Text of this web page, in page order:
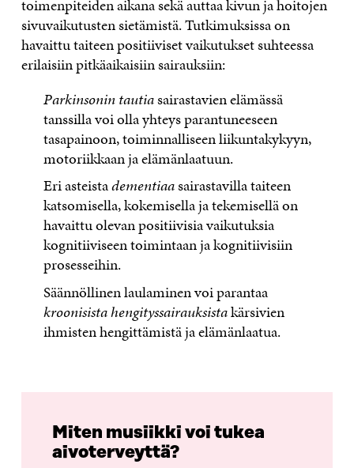
toimenpiteiden aikana sekä auttaa kivun ja hoitojen
sivuvaikutusten sietämistä. Tutkimuksissa on
havaittu taiteen positiiviset vaikutukset suhteessa
erilaisiin pitkäaikaisiin sairauksiin:
Parkinsonin tautiasairastavien elämässä
tanssilla voi olla yhteys parantuneeseen
tasapainoon, toiminnalliseen liikuntakykyyn,
motoriikkaan ja elämänlaatuun.
Eri asteistadementiaasairastavilla taiteen
katsomisella, kokemisella ja tekemisellä on
havaittu olevan positiivisia vaikutuksia
kognitiiviseen toimintaan ja kognitiivisiin
prosesseihin.
Säännöllinen laulaminen voi parantaa
kroonisista hengityssairauksistakärsivien
ihmisten hengittämistä ja elämänlaatua.
Miten musiikki voi tukea
aivoterveyttä?